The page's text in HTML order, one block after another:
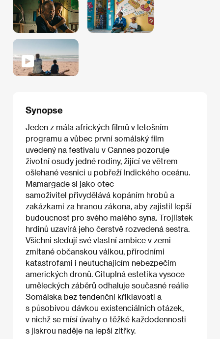
Synopse
Jeden z mála afrických filmů v letošním
programu a vůbec první somálský film
uvedený na festivalu v Cannes pozoruje
životní osudy jedné rodiny, žijící ve větrem
ošlehané vesnici u pobřeží Indického oceánu.
Mamargade si jako otec
samoživitel přivydělává kopáním hrobů a
zakázkami za hranou zákona, aby zajistil lepší
budoucnost pro svého malého syna. Trojlístek
hrdinů uzavírá jeho čerstvě rozvedená sestra.
Všichni sledují své vlastní ambice v zemi
zmítané občanskou válkou, přírodními
katastrofami i neutuchajícím nebezpečím
amerických dronů. Cituplná estetika vysoce
uměleckých záběrů odhaluje současné reálie
Somálska bez tendenční křiklavosti a
s působivou dávkou existenciálních otázek,
v nichž se mísí úvahy o těžké každodennosti
s jiskrou naděje na lepší zítřky.